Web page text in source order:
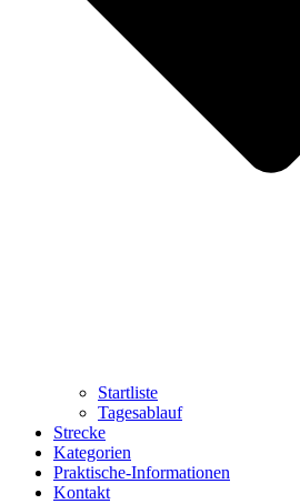
Startliste
Tagesablauf
Strecke
Kategorien
Praktische-Informationen
Kontakt